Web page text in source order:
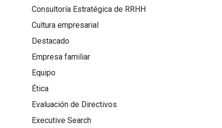
Consultoría Estratégica de RRHH
Cultura empresarial
Destacado
Empresa familiar
Equipo
Ética
Evaluación de Directivos
Executive Search